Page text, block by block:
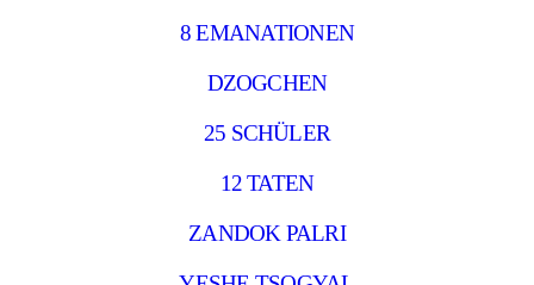
8 EMANATIONEN
DZOGCHEN
25 SCHÜLER
12 TATEN
ZANDOK PALRI